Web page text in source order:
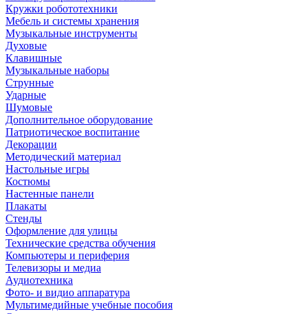
Кружки робототехники
Мебель и системы хранения
Музыкальные инструменты
Духовые
Клавишные
Музыкальные наборы
Струнные
Ударные
Шумовые
Дополнительное оборудование
Патриотическое воспитание
Декорации
Методический материал
Настольные игры
Костюмы
Настенные панели
Плакаты
Стенды
Оформление для улицы
Технические средства обучения
Компьютеры и периферия
Телевизоры и медиа
Аудиотехника
Фото- и видио аппаратура
Мультимедийные учебные пособия